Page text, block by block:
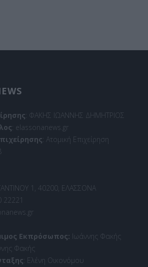
: ΦΑΚΗΣ ΙΩΑΝΝΗΣ ΔΗΜΗΤΡΙΟΣ
: elassonanews.gr
: Ατομική Επιχείρηση
1, 40200, ΕΛΑΣΣΟΝΑ
22221
Εκπρόσωπος: Ιωάννης Φακής
Φακής
: Ελένη Οικονόμου